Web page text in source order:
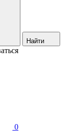
Найти
0